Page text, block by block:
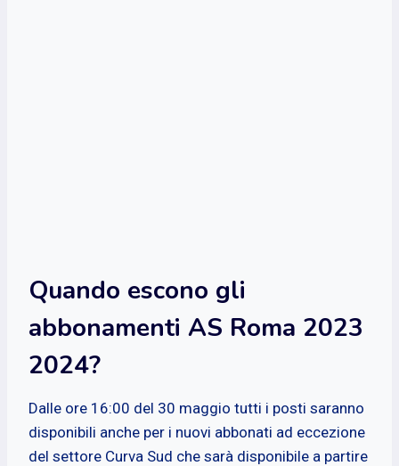
Quando escono gli
abbonamenti AS Roma 2023
2024?
Dalle ore 16:00 del 30 maggio tutti i posti saranno
disponibili anche per i nuovi abbonati ad eccezione
del settore Curva Sud che sarà disponibile a partire